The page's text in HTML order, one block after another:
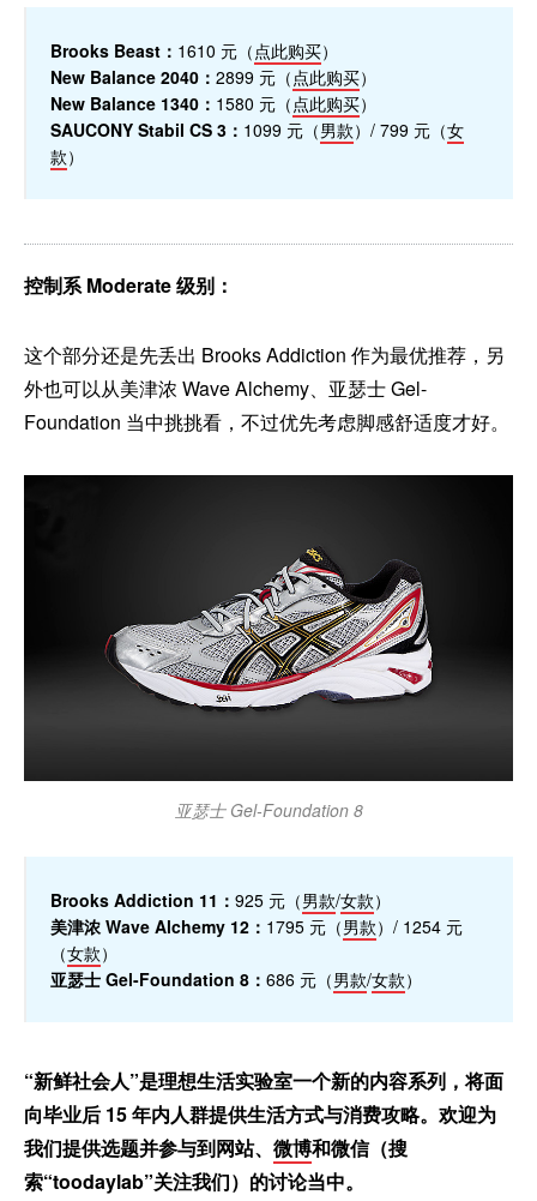
Brooks Beast： 1610 元（点此购买）
New Balance 2040： 2899 元（点此购买）
New Balance 1340： 1580 元（点此购买）
SAUCONY Stabil CS 3： 1099 元（男款）/ 799 元（女
款）
控制系 Moderate 级别：
这个部分还是先丢出 Brooks Addiction 作为最优推荐，另
外也可以从美津浓 Wave Alchemy、亚瑟士 Gel-
Foundation 当中挑挑看，不过优先考虑脚感舒适度才好。
亚瑟士 Gel-Foundation 8
Brooks Addiction 11： 925 元（男款/女款）
美津浓 Wave Alchemy 12： 1795 元（男款）/ 1254 元
（女款）
亚瑟士 Gel-Foundation 8： 686 元（男款/女款）
“新鲜社会人”是理想生活实验室一个新的内容系列，将面
向毕业后 15 年内人群提供生活方式与消费攻略。欢迎为
我们提供选题并参与到网站、 微博和微信（搜
索“toodaylab”关注我们）的讨论当中。